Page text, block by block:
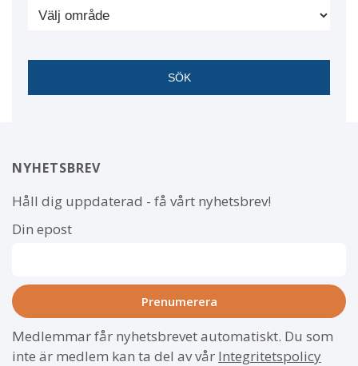
NYHETSBREV
Håll dig uppdaterad - få vårt nyhetsbrev!
Din epost
Medlemmar får nyhetsbrevet automatiskt. Du som
inte är medlem kan ta del av vår Integritetspolicy